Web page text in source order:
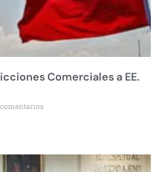
Comerciales a EE.